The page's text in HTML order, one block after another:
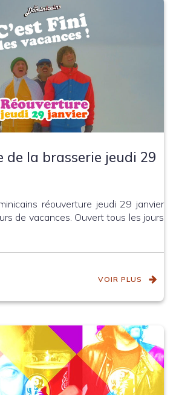
de la brasserie jeudi 29
réouverture jeudi 29 janvier
de vacances. Ouvert tous les jours
VOIR PLUS